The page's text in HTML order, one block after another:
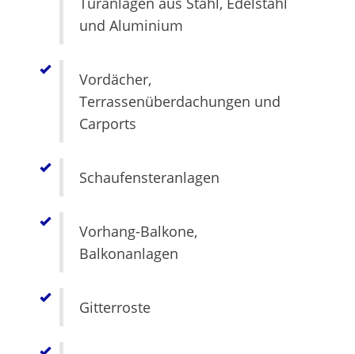
und Aluminium
Vordächer,
Terrassenüberdachungen und
Carports
Schaufensteranlagen
Vorhang-Balkone,
Balkonanlagen
Gitterroste